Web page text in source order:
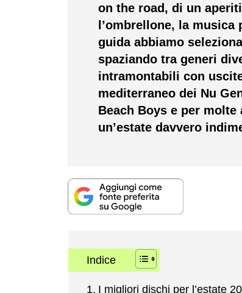
on the road, di un
l’ombrellone, la
guida abbiamo
spaziando tra generi
intramontabili con
mediterraneo dei Nu
Beach Boys e per
un’estate davvero
Indice
I migliori dischi per l’estate